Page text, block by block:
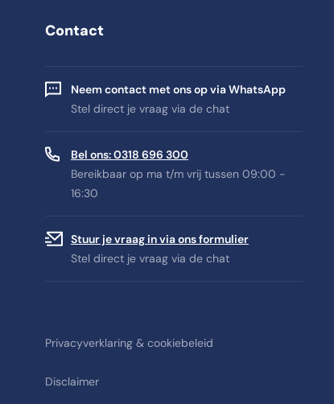
Contact
Neem contact met ons op via WhatsApp
Stel direct je vraag via de chat
Bel ons: 0318 696 300
Bereikbaar op ma t/m vrij tussen 09:00 -
16:30
Stuur je vraag in via ons formulier
Stel direct je vraag via de chat
Privacyverklaring & cookiebeleid
Disclaimer